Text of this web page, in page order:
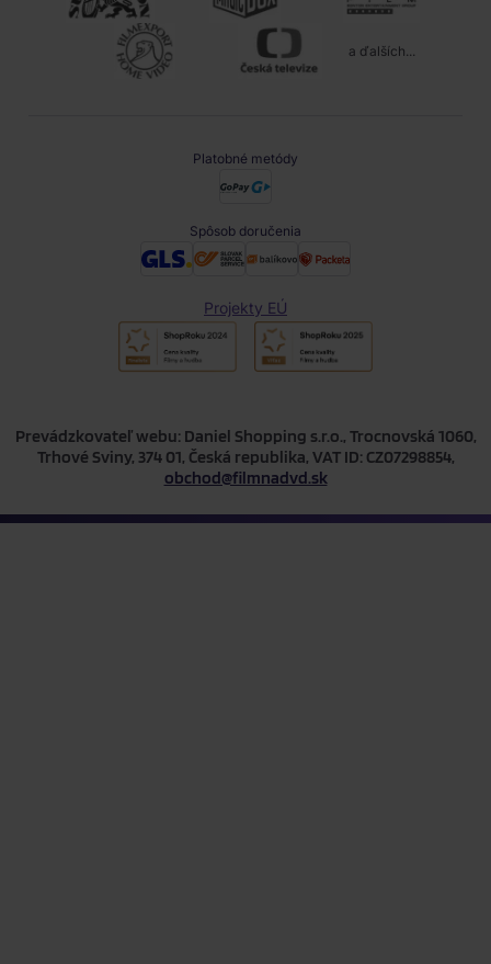
a ďalších...
Platobné metódy
Spôsob doručenia
Projekty EÚ
Prevádzkovateľ webu: Daniel Shopping s.r.o., Trocnovská 1060,
Trhové Sviny, 374 01, Česká republika, VAT ID: CZ07298854,
obchod@filmnadvd.sk